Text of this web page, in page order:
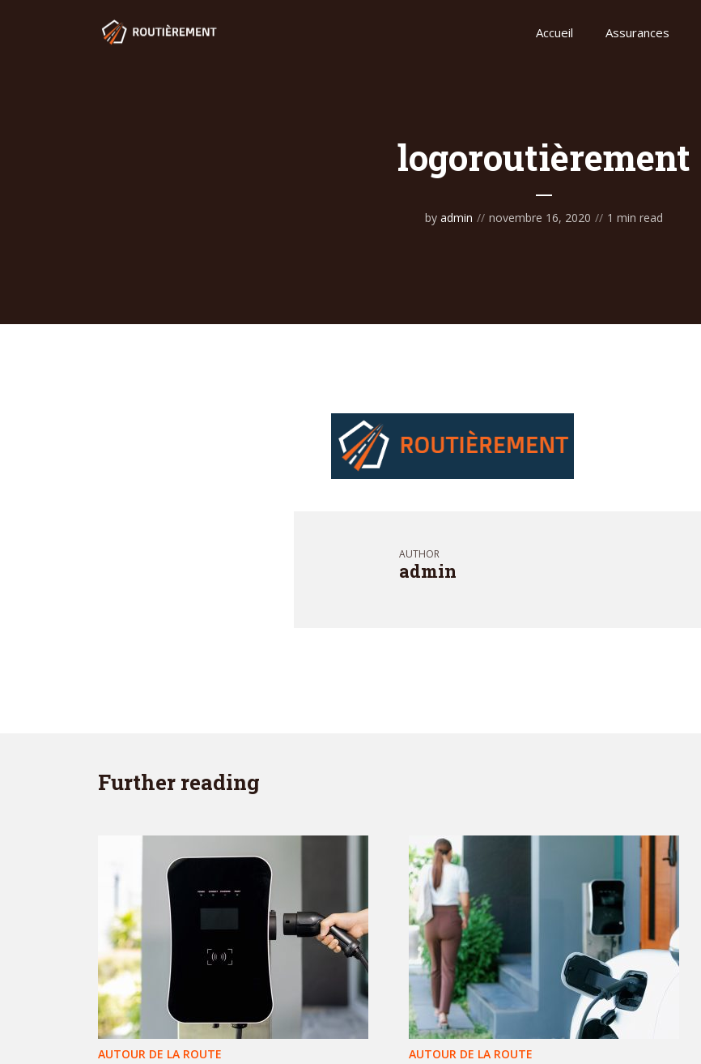
Accueil Assurances
logoroutièrement
by admin novembre 16, 2020 1 min read
AUTHOR
admin
Further reading
AUTOUR DE LA ROUTE AUTOUR DE LA ROUTE